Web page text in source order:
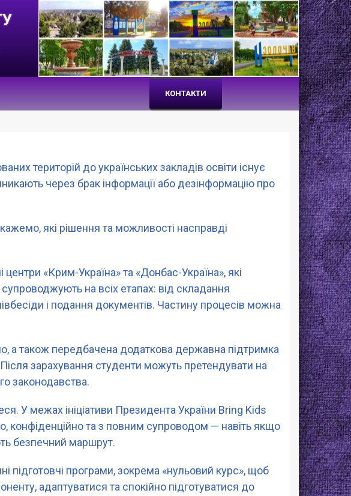
КОНТАКТИ
територій до українських закладів освіти існує
через брак інформації або дезінформацію про
які рішення та можливості насправді
«Крим-Україна» та «Донбас-Україна», які
на всіх етапах: від складання
і подання документів. Частину процесів можна
а також передбачена додаткова державна підтримка
зарахування студенти можуть претендувати на
законодавства.
У межах ініціативи Президента України Bring Kids
конфіденційно та з повним супроводом — навіть якщо
безпечний маршрут.
підготовчі програми, зокрема «нульовий курс», щоб
адаптуватися та спокійно підготуватися до